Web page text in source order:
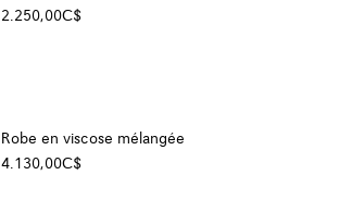
2.250,00C$
Robe en viscose mélangée
4.130,00C$